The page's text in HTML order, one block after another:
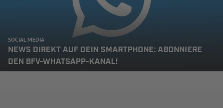
SOCIAL MEDIA
NEWS DIREKT AUF DEIN SMARTPHONE: ABONNIERE
DEN BFV-WHATSAPP-KANAL!